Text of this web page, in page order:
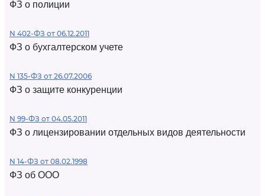
ФЗ о полиции
N 402-ФЗ от 06.12.2011
ФЗ о бухгалтерском учете
N 135-ФЗ от 26.07.2006
ФЗ о защите конкуренции
N 99-ФЗ от 04.05.2011
ФЗ о лицензировании отдельных видов деятельности
N 14-ФЗ от 08.02.1998
ФЗ об ООО